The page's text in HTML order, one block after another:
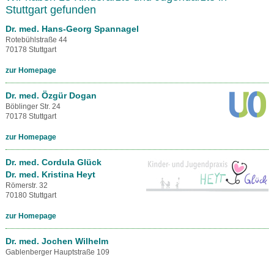
Stuttgart gefunden
Dr. med. Hans-Georg Spannagel
Rotebühlstraße 44
70178 Stuttgart
zur Homepage
Dr. med. Özgür Dogan
Böblinger Str. 24
70178 Stuttgart
zur Homepage
Dr. med. Cordula Glück
Dr. med. Kristina Heyt
Römerstr. 32
70180 Stuttgart
zur Homepage
Dr. med. Jochen Wilhelm
Gablenberger Hauptstraße 109